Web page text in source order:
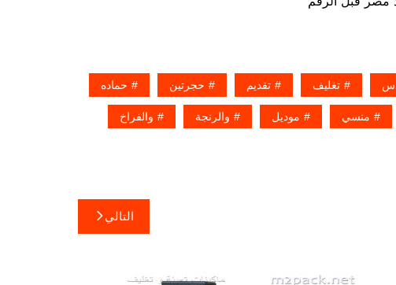
تغليف تقديم حجرتين حماده
منسي موديل والرنجة والفراخ
التالي